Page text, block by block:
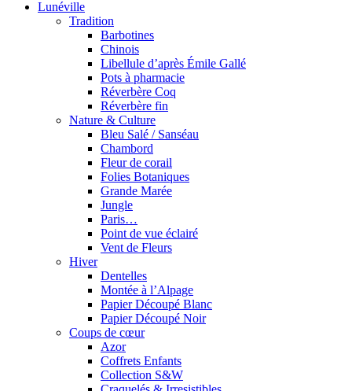
Lunéville
Tradition
Barbotines
Chinois
Libellule d’après Émile Gallé
Pots à pharmacie
Réverbère Coq
Réverbère fin
Nature & Culture
Bleu Salé / Sanséau
Chambord
Fleur de corail
Folies Botaniques
Grande Marée
Jungle
Paris…
Point de vue éclairé
Vent de Fleurs
Hiver
Dentelles
Montée à l’Alpage
Papier Découpé Blanc
Papier Découpé Noir
Coups de cœur
Azor
Coffrets Enfants
Collection S&W